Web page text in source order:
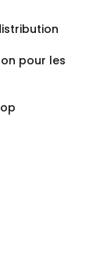
pour les